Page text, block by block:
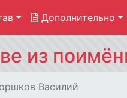
Дополнительно
из
Василий